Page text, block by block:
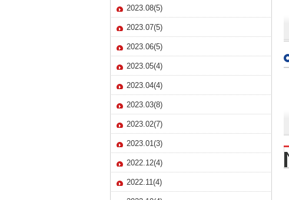
2023.08(5)
2023.07(5)
2023.06(5)
2023.05(4)
2023.04(4)
2023.03(8)
2023.02(7)
2023.01(3)
2022.12(4)
2022.11(4)